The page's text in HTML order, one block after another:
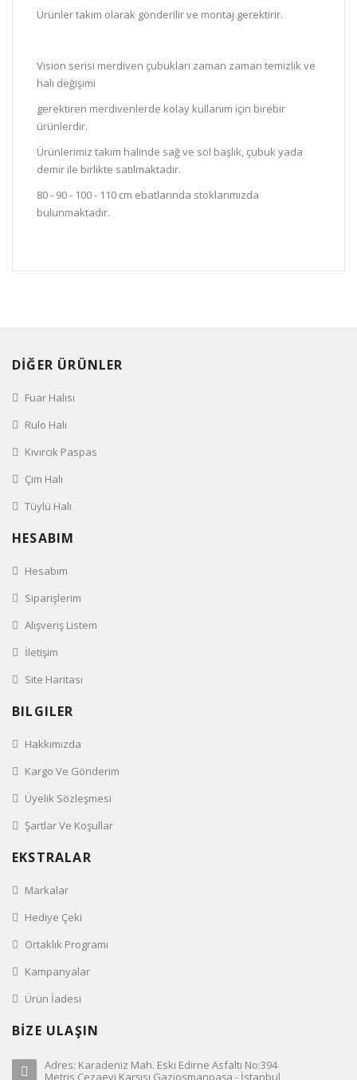
Ürünler takım olarak gönderilir ve montaj gerektirir.
Vision serisi merdiven çubukları zaman zaman temizlik ve
halı değişimi
gerektiren merdivenlerde kolay kullanım için birebir
ürünlerdir.
Ürünlerimiz takım halinde sağ ve sol başlık, çubuk yada
demir ile birlikte satılmaktadır.
80 - 90 - 100 - 110 cm ebatlarında stoklarımızda
bulunmaktadır.
DİĞER ÜRÜNLER
Fuar Halısı
Rulo Halı
Kıvırcık Paspas
Çim Halı
Tüylü Halı
HESABIM
Hesabım
Siparişlerim
Alışveriş Listem
İletişim
Site Haritası
BILGILER
Hakkımızda
Kargo Ve Gönderim
Üyelik Sözleşmesi
Şartlar Ve Koşullar
EKSTRALAR
Markalar
Hediye Çeki
Ortaklık Programı
Kampanyalar
Ürün İadesi
BİZE ULAŞIN
Adres: Karadeniz Mah. Eski Edirne Asfaltı No:394
Metris Cezaevi Karşısı Gaziosmanpaşa - İstanbul